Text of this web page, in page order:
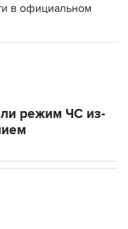
в официальном
режим ЧС из-